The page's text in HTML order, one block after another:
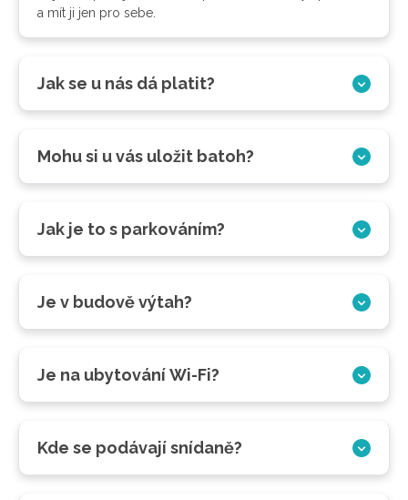
a mít ji jen pro sebe.
Jak se u nás dá platit?
Mohu si u vás uložit batoh?
Jak je to s parkováním?
Je v budově výtah?
Je na ubytování Wi-Fi?
Kde se podávají snídaně?